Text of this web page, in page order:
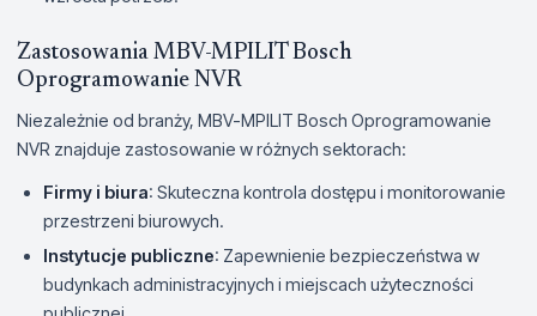
Zastosowania MBV-MPILIT Bosch
Oprogramowanie NVR
Niezależnie od branży, MBV-MPILIT Bosch Oprogramowanie
NVR znajduje zastosowanie w różnych sektorach:
Firmy i biura: Skuteczna kontrola dostępu i monitorowanie
przestrzeni biurowych.
Instytucje publiczne: Zapewnienie bezpieczeństwa w
budynkach administracyjnych i miejscach użyteczności